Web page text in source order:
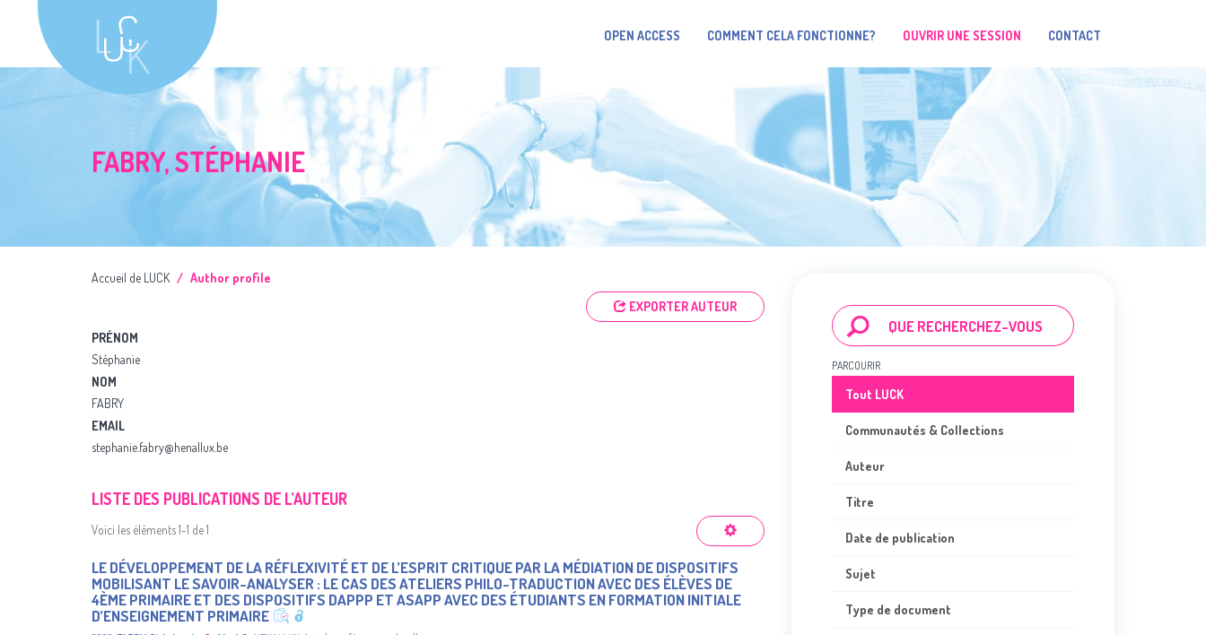
OPEN ACCESS COMMENT CELA FONCTIONNE? OUVRIR UNE SESSION CONTACT
FABRY, STÉPHANIE
Accueil de LUCK
Author profile
EXPORTER AUTEUR
PRÉNOM
Stéphanie
NOM
FABRY
EMAIL
stephanie.fabry@henallux.be
LISTE DES PUBLICATIONS DE L’AUTEUR
Voici les éléments 1-1 de 1
LE DÉVELOPPEMENT DE LA RÉFLEXIVITÉ ET DE L’ESPRIT CRITIQUE PAR LA MÉDIATION DE DISPOSITIFS
MOBILISANT LE SAVOIR-ANALYSER : LE CAS DES ATELIERS PHILO-TRADUCTION AVEC DES ÉLÈVES DE
4ÈME PRIMAIRE ET DES DISPOSITIFS DAPPP ET ASAPP AVEC DES ÉTUDIANTS EN FORMATION INITIALE
D’ENSEIGNEMENT PRIMAIRE
PARCOURIR
Tout LUCK
Communautés & Collections
Auteur
Titre
Date de publication
Sujet
Type de document